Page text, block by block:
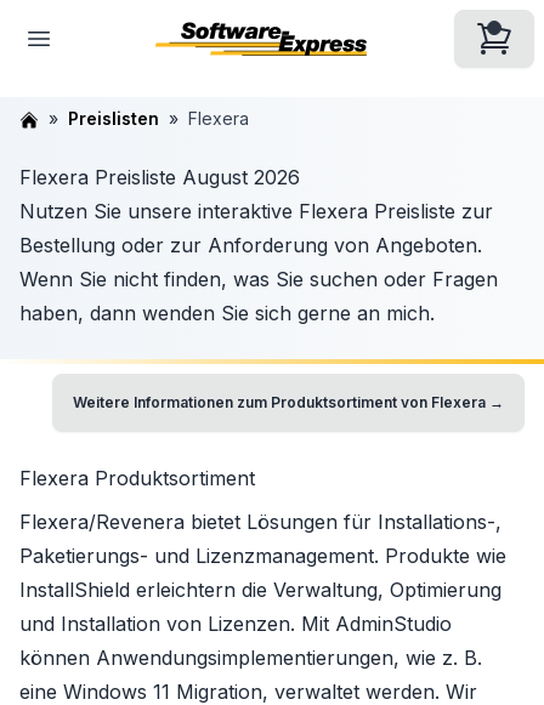
Preislisten Flexera
Flexera Preisliste August 2026
Nutzen Sie unsere interaktive Flexera Preisliste zur
Bestellung oder zur Anforderung von Angeboten.
Wenn Sie nicht finden, was Sie suchen oder Fragen
haben, dann wenden Sie sich gerne an mich.
Weitere Informationen zum Produktsortiment von Flexera →
Flexera Produktsortiment
Flexera/Revenera bietet Lösungen für Installations-,
Paketierungs- und Lizenzmanagement. Produkte wie
InstallShield erleichtern die Verwaltung, Optimierung
und Installation von Lizenzen. Mit AdminStudio
können Anwendungsimplementierungen, wie z. B.
eine Windows 11 Migration, verwaltet werden. Wir